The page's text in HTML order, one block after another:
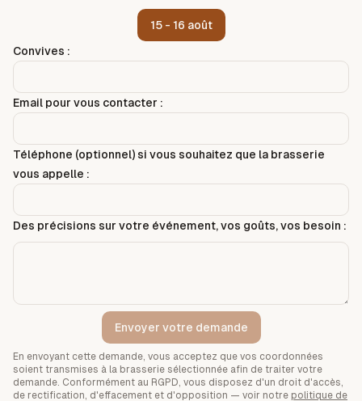
15 - 16 août
Convives :
Email pour vous contacter :
Téléphone (optionnel) si vous souhaitez que la brasserie
vous appelle :
Des précisions sur votre événement, vos goûts, vos besoin :
Envoyer votre demande
En envoyant cette demande, vous acceptez que vos coordonnées
soient transmises à la brasserie sélectionnée afin de traiter votre
demande. Conformément au RGPD, vous disposez d'un droit d'accès,
de rectification, d'effacement et d'opposition — voir notre politique de